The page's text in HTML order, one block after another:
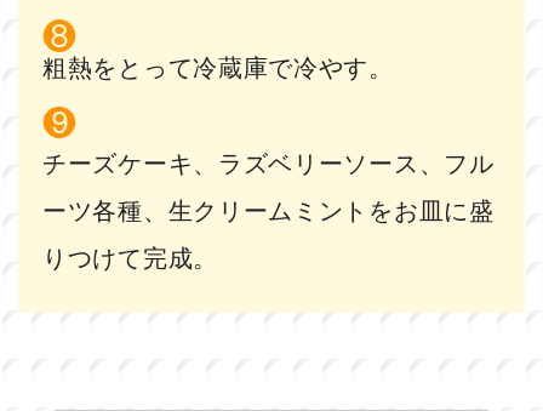
粗熱をとって冷蔵庫で冷やす。
チーズケーキ、ラズベリーソース、フル
ーツ各種、生クリームミントをお皿に盛
りつけて完成。